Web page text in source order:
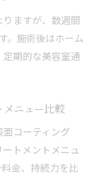
選ぶトリート
ますが、数週間
。施術後はホーム
期的な美容室通
メニュー比較
コーティング
トメントメニュ
金、持続力を比